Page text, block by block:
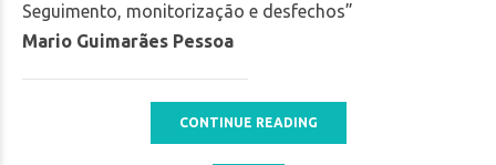
Seguimento, monitorização e desfechos”
Mario Guimarães Pessoa
CONTINUE READING